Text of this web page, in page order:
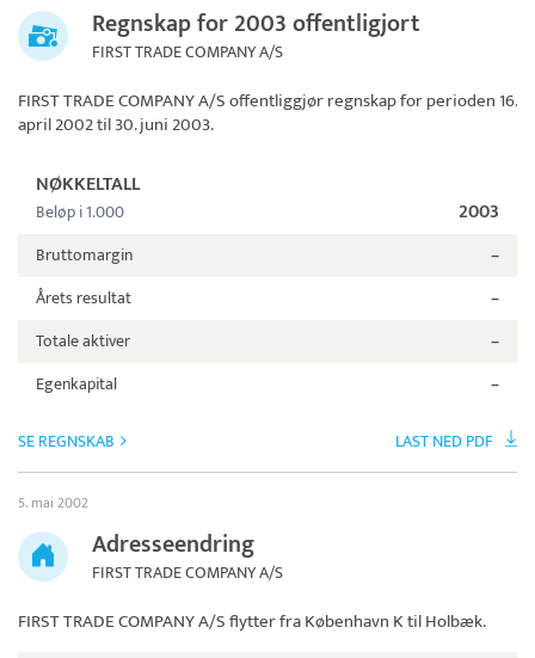
Regnskap for 2003 offentligjort
FIRST TRADE COMPANY A/S
FIRST TRADE COMPANY A/Soffentliggjør regnskap for perioden 16.
april 2002 til 30. juni 2003.
NØKKELTALL
Beløp i 1.000 2003
Bruttomargin
–
Årets resultat
–
Totale aktiver
–
Egenkapital
–
SE REGNSKAB LAST NED PDF
5. mai 2002
Adresseendring
FIRST TRADE COMPANY A/S
FIRST TRADE COMPANY A/Sflytter fra København K til Holbæk.